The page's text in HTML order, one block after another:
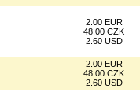
2.00 EUR
48.00 CZK
2.60 USD
2.00 EUR
48.00 CZK
2.60 USD